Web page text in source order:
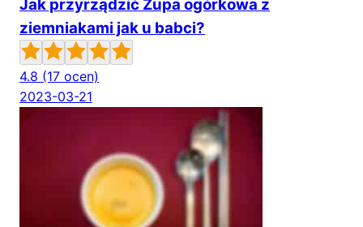
Jak przyrządzić Zupa ogórkowa z
ziemniakami jak u babci?
4.8 (17 ocen)
2023-03-21